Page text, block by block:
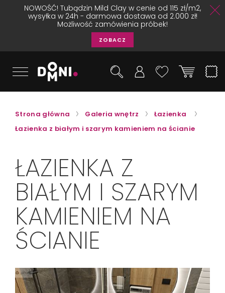
NOWOŚĆ! Tubądzin Mild Clay w cenie od 115 zł/m2,
wysyłka w 24h - darmowa dostawa od 2.000 zł!
Możliwość zamówienia próbek!
ZOBACZ
Strona główna Galeria wnętrz
Łazienka
Łazienka z białym i szarym kamieniem na ścianie
ŁAZIENKA Z
BIAŁYM I SZARYM
KAMIENIEM NA
ŚCIANIE